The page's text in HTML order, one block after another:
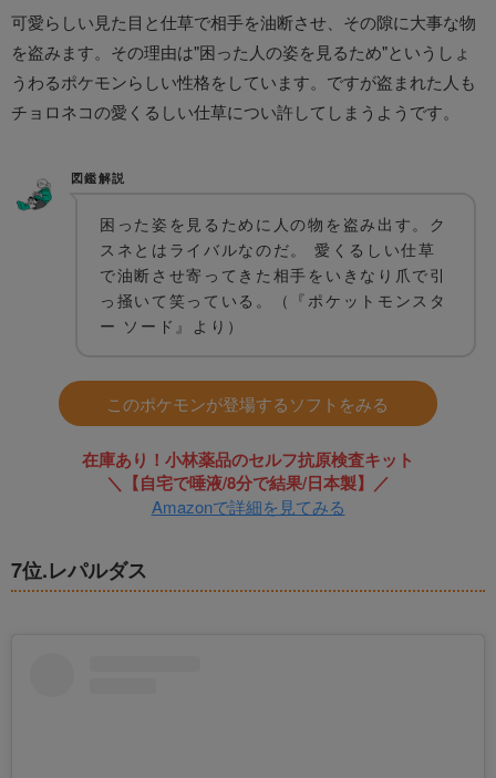
可愛らしい見た目と仕草で相手を油断させ、その隙に大事な物
を盗みます。その理由は"困った人の姿を見るため"というしょ
うわるポケモンらしい性格をしています。ですが盗まれた人も
チョロネコの愛くるしい仕草につい許してしまうようです。
図鑑解説
困った姿を見るために人の物を盗み出す。ク
スネとはライバルなのだ。 愛くるしい仕草
で油断させ寄ってきた相手をいきなり爪で引
っ掻いて笑っている。（『ポケットモンスタ
ー ソード』より）
このポケモンが登場するソフトをみる
在庫あり！小林薬品のセルフ抗原検査キット
＼【自宅で唾液/8分で結果/日本製】／
Amazonで詳細を見てみる
7位.レパルダス